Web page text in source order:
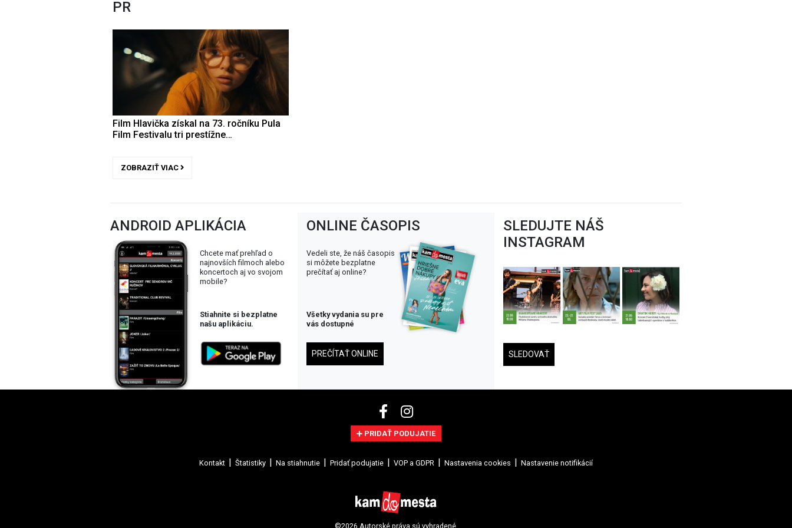
PR
Film Hlavička získal na 73. ročníku Pula
Film Festivalu tri prestížne…
ZOBRAZIŤ VIAC
ANDROID APLIKÁCIA
Chcete mať prehľad o
najnovších filmoch alebo
koncertoch aj vo svojom
mobile?
Stiahnite si bezplatne
našu aplikáciu.
ONLINE ČASOPIS
Vedeli ste, že náš časopis
si môžete bezplatne
prečítať aj online?
Všetky vydania su pre
vás dostupné
PREČÍTAŤ ONLINE
SLEDUJTE NÁŠ
INSTAGRAM
SLEDOVAŤ
PRIDAŤ PODUJATIE
Kontakt Štatistiky Na stiahnutie Pridať podujatie VOP a GDPR Nastavenia cookies Nastavenie notifikácií
©2026 Autorské práva sú vyhradené.